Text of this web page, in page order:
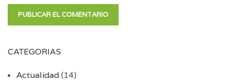
CATEGORIAS
Actualidad(14)